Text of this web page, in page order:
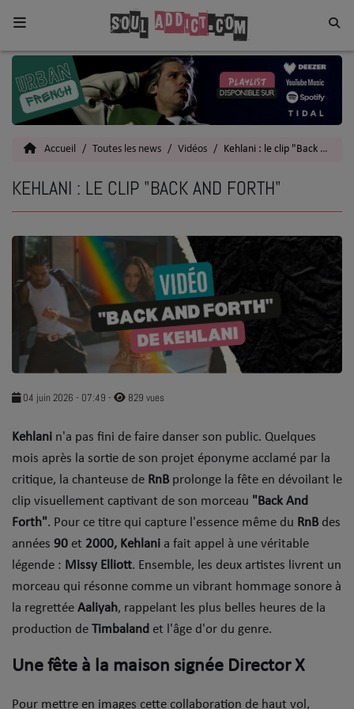
Home
Toutes les News
Actu
Interviews
Talents
Top 5
5 bonnes raisons
Dans la Street
C quoi ton Actu ?
Dans ton Téléphone
Mic 2 Rue
Première Fois
URBAN CULTURE
Sport
Accueil Toutes les news Vidéos Kehlani : le clip "Back and Forth"
KEHLANI : LE CLIP "BACK AND FORTH"
04 juin 2026 - 07:49 - 829 vues
Kehlani n'a pas fini de faire danser son public. Quelques
mois après la sortie de son projet éponyme acclamé par la
critique, la chanteuse de RnB prolonge la fête en dévoilant le
clip visuellement captivant de son morceau "Back And
Forth". ​Pour ce titre qui capture l'essence même du RnB des
années 90 et 2000, Kehlani a fait appel à une véritable
légende : Missy Elliott. Ensemble, les deux artistes livrent un
morceau qui résonne comme un vibrant hommage sonore à
la regrettée Aaliyah, rappelant les plus belles heures de la
production de Timbaland et l'âge d'or du genre.
​Une fête à la maison signée Director X
Pour mettre en images cette collaboration de haut vol,